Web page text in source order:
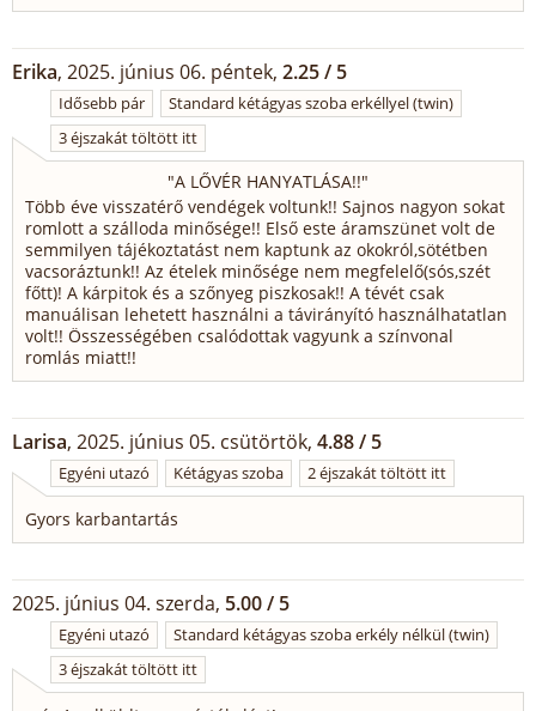
Erika, 2025. június 06. péntek, 2.25 / 5
Idősebb pár
Standard kétágyas szoba erkéllyel (twin)
3 éjszakát töltött itt
"A LŐVÉR HANYATLÁSA!!"
Több éve visszatérő vendégek voltunk!! Sajnos nagyon sokat
romlott a szálloda minősége!! Első este áramszünet volt de
semmilyen tájékoztatást nem kaptunk az okokról,sötétben
vacsoráztunk!! Az ételek minősége nem megfelelő(sós,szét
főtt)! A kárpitok és a szőnyeg piszkosak!! A tévét csak
manuálisan lehetett használni a távirányító használhatatlan
volt!! Összességében csalódottak vagyunk a színvonal
romlás miatt!!
Larisa, 2025. június 05. csütörtök, 4.88 / 5
Egyéni utazó Kétágyas szoba 2 éjszakát töltött itt
Gyors karbantartás
2025. június 04. szerda, 5.00 / 5
Egyéni utazó
Standard kétágyas szoba erkély nélkül (twin)
3 éjszakát töltött itt